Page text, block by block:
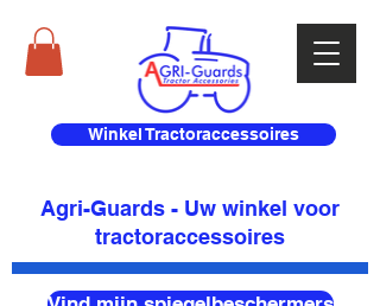
Winkel Tractoraccessoires
Agri-Guards - Uw winkel voor
tractoraccessoires